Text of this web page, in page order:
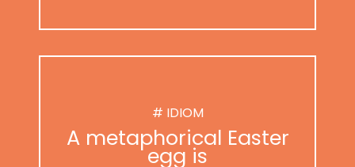
# IDIOM
A metaphorical Easter
egg is